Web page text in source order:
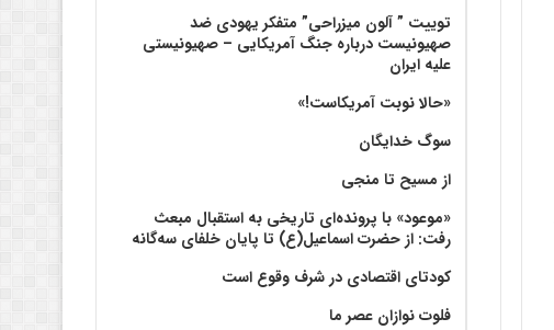
توییت ” آلون میزراحی” متفکر یهودی ضد
صهیونیست درباره جنگ آمریکایی – صهیونیستی
علیه ایران
«حالا نوبت آمریکاست!»
سوگ خدایگان
از مسیح تا منجی
«موعود» با پرونده‌ای تاریخی به استقبال مبعث
رفت: از حضرت اسماعیل(ع) تا پایان خلفای سه‌گانه
کودتای اقتصادی در شرف وقوع است
فلوت نوازان عصر ما